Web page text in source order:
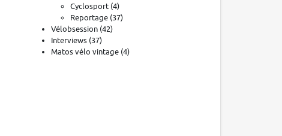
Cyclosport (4)
Reportage (37)
Vélobsession (42)
Interviews (37)
Matos vélo vintage (4)